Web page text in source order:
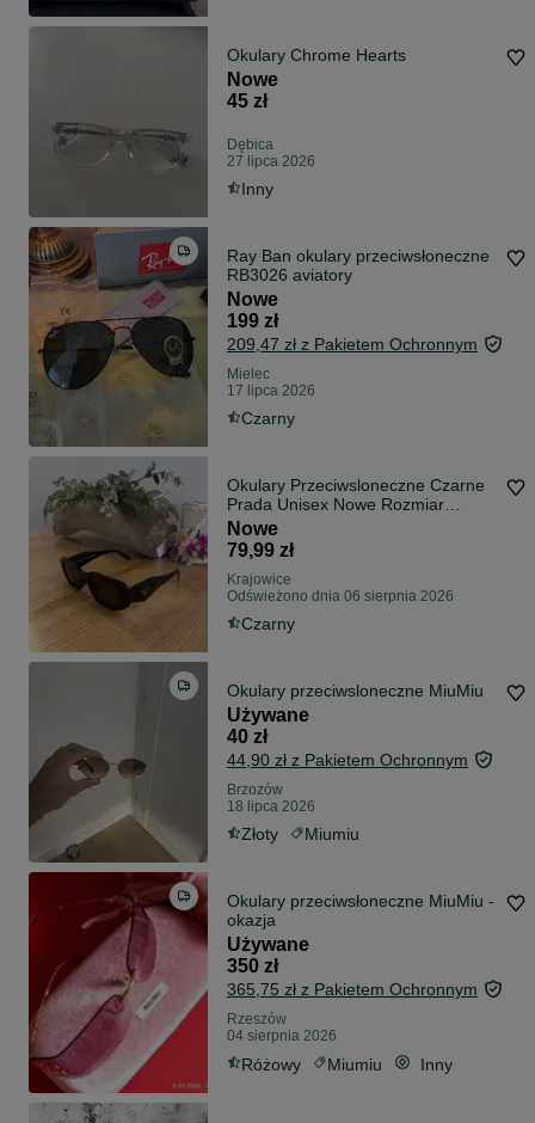
Okulary Chrome Hearts
Nowe
45 zł
Dębica
27 lipca 2026
Inny
Ray Ban okulary przeciwsłoneczne
RB3026 aviatory
Nowe
199 zł
209,47 zł z Pakietem Ochronnym
Mielec
17 lipca 2026
Czarny
Okulary Przeciwsloneczne Czarne
Prada Unisex Nowe Rozmiar
Uniwersalny
Nowe
79,99 zł
Krajowice
Odświeżono dnia 06 sierpnia 2026
Czarny
Okulary przeciwsloneczne MiuMiu
Używane
40 zł
44,90 zł z Pakietem Ochronnym
Brzozów
18 lipca 2026
Złoty Miumiu
Okulary przeciwsłoneczne MiuMiu -
okazja
Używane
350 zł
365,75 zł z Pakietem Ochronnym
Rzeszów
04 sierpnia 2026
Różowy Miumiu Inny